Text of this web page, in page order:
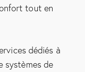
tout en
dédiés à
systèmes de